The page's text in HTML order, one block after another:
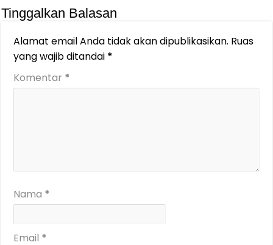
Tinggalkan Balasan
Alamat email Anda tidak akan dipublikasikan. Ruas
yang wajib ditandai *
Komentar *
Nama *
Email *